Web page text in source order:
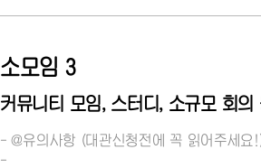
소모임 3
커뮤니티 모임, 스터디, 소규모 회
- @유의사항 (대관신청전에 꼭 읽어주세요
-